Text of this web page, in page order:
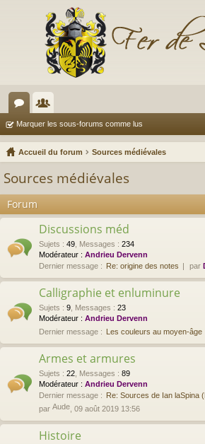
or
u
e
m
Marquer les sous-forums comme lus
Accueil du forum Sources médiévales
Sources médiévales
Forum
Discussions méd
Sujets : 49 Messages : 234
Modérateur : Andrieu Dervenn
Dernier message : Re: origine des notes par
Calligraphie et enluminure
Sujets : 9 Messages : 23
Modérateur : Andrieu Dervenn
Dernier message : Les couleurs au moyen-âge
Armes et armures
Sujets : 22 Messages : 89
Modérateur : Andrieu Dervenn
Dernier message : Re: Sources de Ian laSpina
par Aude , 09 août 2019 13:56
Histoire